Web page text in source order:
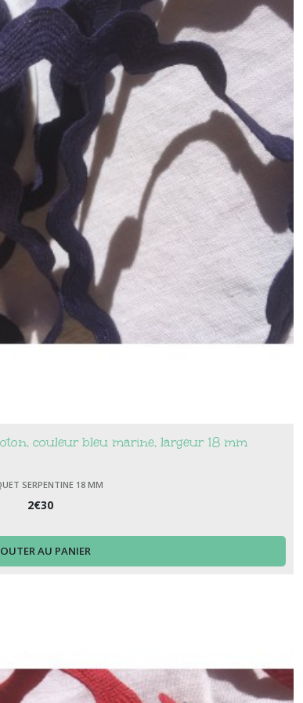
couleur bleu marine, largeur 18 mm
SERPENTINE 18 MM
2€30
AU PANIER